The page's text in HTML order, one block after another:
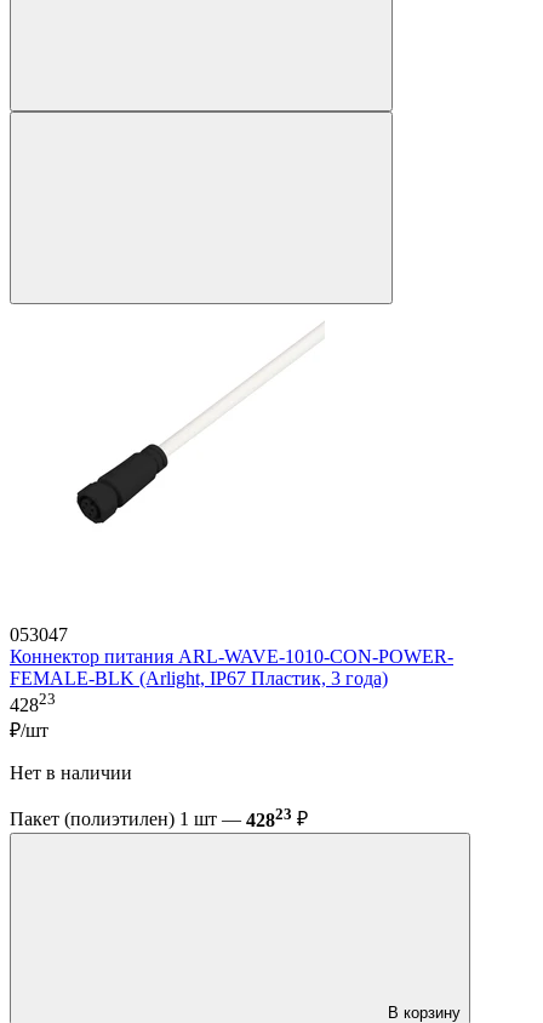
053047
Коннектор питания ARL-WAVE-1010-CON-POWER-
FEMALE-BLK (Arlight, IP67 Пластик, 3 года)
42823
₽/шт
Нет в наличии
Пакет (полиэтилен) 1 шт — 42823 ₽
В корзину